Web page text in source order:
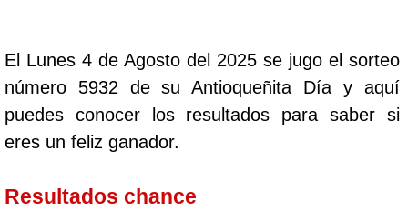
El Lunes 4 de Agosto del 2025 se jugo el sorteo
número 5932 de su Antioqueñita Día y aquí
puedes conocer los resultados para saber si
eres un feliz ganador.
Resultados chance